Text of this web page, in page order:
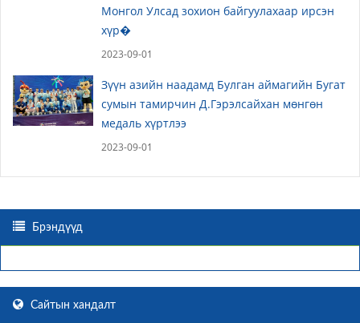
Монгол Улсад зохион байгуулахаар ирсэн
хүр�
2023-09-01
Зүүн азийн наадамд Булган аймагийн Бугат
сумын тамирчин Д.Гэрэлсайхан мөнгөн
медаль хүртлээ
2023-09-01
Брэндүүд
Сайтын хандалт